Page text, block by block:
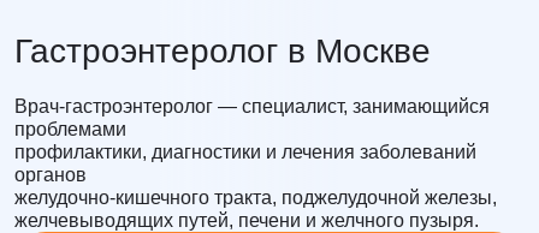
Гастроэнтеролог в Москве
Врач-гастроэнтеролог — специалист, занимающийся
проблемами
профилактики, диагностики и лечения заболеваний
органов
желудочно-кишечного тракта, поджелудочной железы,
желчевыводящих путей, печени и желчного пузыря.